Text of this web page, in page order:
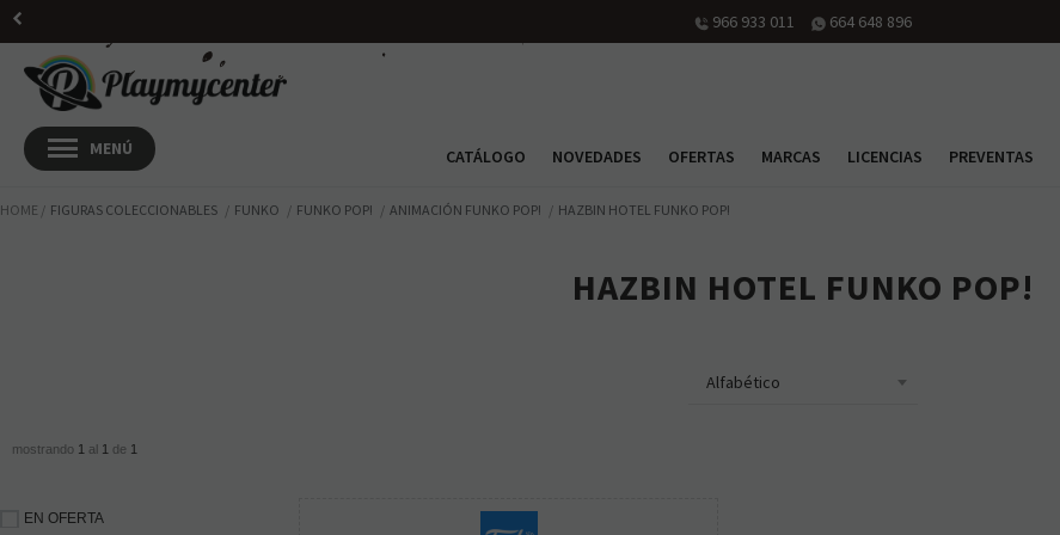
966 933 011 664 648 896
CATÁLOGO NOVEDADES OFERTAS MARCAS LICENCIAS PREVENTAS
HOME FIGURAS COLECCIONABLES FUNKO FUNKO POP! ANIMACIÓN FUNKO POP! HAZBIN HOTEL FUNKO POP!
HAZBIN HOTEL FUNKO POP!
mostrando 1 al 1 de 1
EN OFERTA